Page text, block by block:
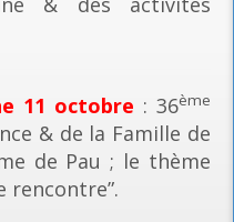
11 octobre : 36ème
& de la Famille de
de Pau ; le thème
rencontre”.